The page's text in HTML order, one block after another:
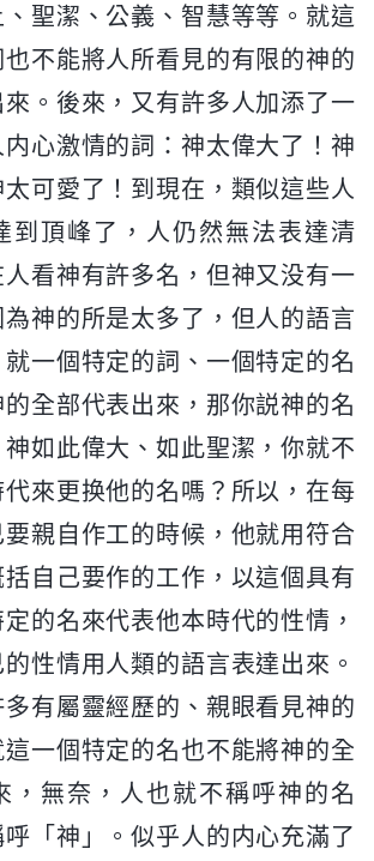
聖潔、公義、智慧等等。就這
不能將人所看見的有限的神的
。後來，又有許多人加添了一
心激情的詞：神太偉大了！神
可愛了！到現在，類似這些人
到頂峰了，人仍然無法表達清
看神有許多名，但神又没有一
神的所是太多了，但人的語言
一個特定的詞、一個特定的名
全部代表出來，那你説神的名
如此偉大、如此聖潔，你就不
來更换他的名嗎？所以，在每
親自作工的時候，他就用符合
自己要作的工作，以這個具有
的名來代表他本時代的性情，
性情用人類的語言表達出來。
有屬靈經歷的、親眼看見神的
一個特定的名也不能將神的全
，無奈，人也就不稱呼神的名
「神」。似乎人的内心充滿了